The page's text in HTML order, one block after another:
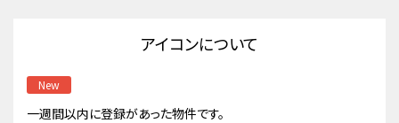
アイコンについて
New
一週間以内に登録があった物件です。